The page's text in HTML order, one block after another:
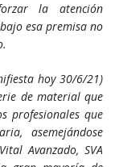
la atención
esa premisa no
hoy 30/6/21)
de material que
profesionales que
asemejándose
Avanzado, SVA